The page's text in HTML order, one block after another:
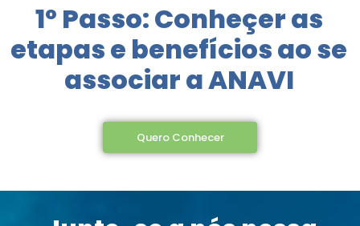
1º Passo: Conheçer as
etapas e benefícios ao se
associar a ANAVI
Quero Conhecer